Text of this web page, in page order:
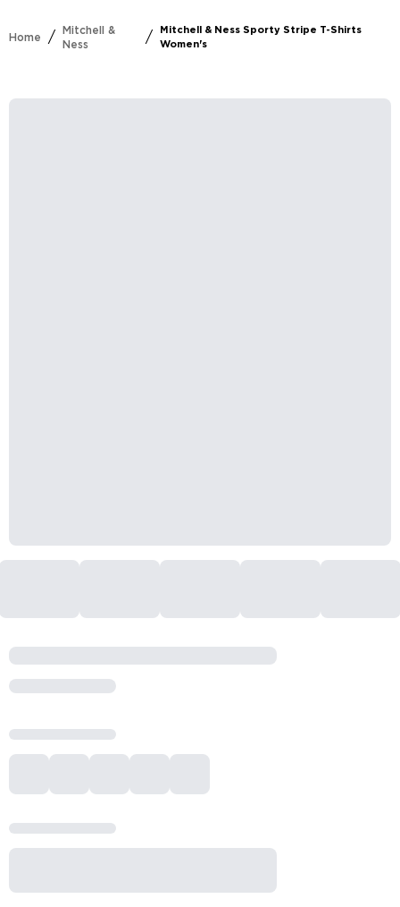
Home /
Mitchell &
Ness
/
Mitchell & Ness Sporty Stripe T-Shirts
Women's